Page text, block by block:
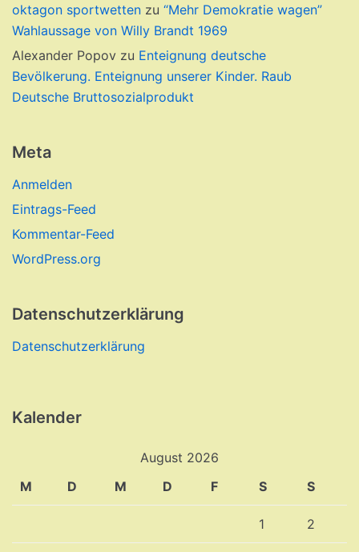
oktagon sportwetten zu “Mehr Demokratie wagen”
Wahlaussage von Willy Brandt 1969
Alexander Popov zu Enteignung deutsche
Bevölkerung. Enteignung unserer Kinder. Raub
Deutsche Bruttosozialprodukt
Meta
Anmelden
Eintrags-Feed
Kommentar-Feed
WordPress.org
Datenschutzerklärung
Datenschutzerklärung
Kalender
August 2026
M
D M D F S S
1 2